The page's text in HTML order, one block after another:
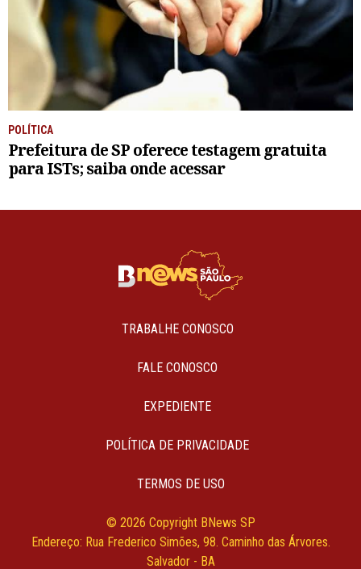
POLÍTICA
Prefeitura de SP oferece testagem gratuita
para ISTs; saiba onde acessar
TRABALHE CONOSCO
FALE CONOSCO
EXPEDIENTE
POLÍTICA DE PRIVACIDADE
TERMOS DE USO
© 2026 Copyright BNews SP
Endereço: Rua Frederico Simões, 98. Caminho das Árvores.
Salvador - BA